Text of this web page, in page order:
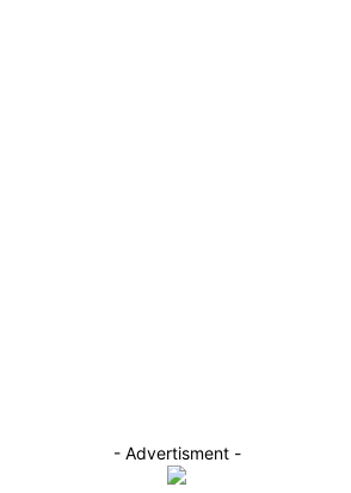
- Advertisment -